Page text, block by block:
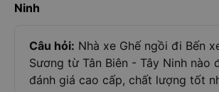
Ninh
Câu hỏi: Nhà xe Ghế ngồi đi Bến
Sương từ Tân Biên - Tây Ninh nào
đánh giá cao cấp, chất lượng tốt